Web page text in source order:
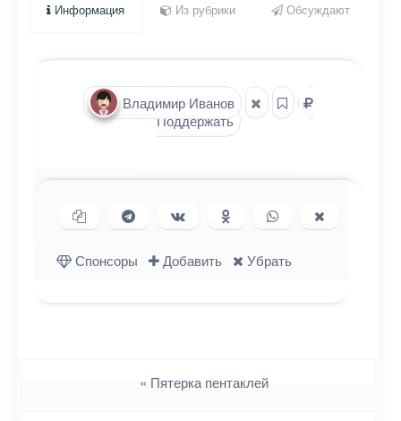
Информация Из рубрики Обсуждают
Владимир Иванов
Поддержать
Копировать ссылку
Поделиться в Telegram
Поделиться ВКонтакте
Поделиться в
Одноклассниках
Поделиться в
WhatsApp
в X (Twitter)
Спонсоры
Добавить Убрать
« Пятерка пентаклей